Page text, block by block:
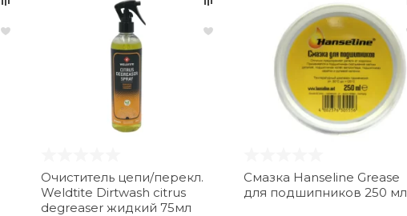
Очиститель цепи/перекл.
Weldtite Dirtwash citrus
degreaser жидкий 75мл
Смазка Hanseline Grease
для подшипников 250 мл